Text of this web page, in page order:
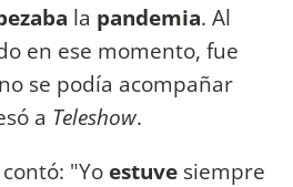
la pandemia. Al
en ese momento, fue
se podía acompañar
a Teleshow.
contó: "Yo estuve siempre